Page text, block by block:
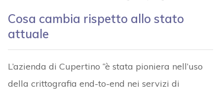
Cosa cambia rispetto allo stato
attuale
L’azienda di Cupertino “è stata pioniera nell’uso
della crittografia end-to-end nei servizi di